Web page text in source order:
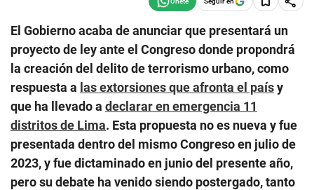
El Gobierno acaba de anunciar que presentará un
proyecto de ley ante el Congreso donde propondrá
la creación del delito de terrorismo urbano, como
respuesta a las extorsiones que afronta el paísy
que ha llevado a declarar en emergencia 11
distritos de Lima. Esta propuesta no es nueva y fue
presentada dentro del mismo Congreso en julio de
2023, y fue dictaminado en junio del presente año,
pero su debate ha venido siendo postergado, tanto